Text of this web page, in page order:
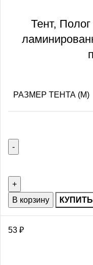
Тент,
РАЗМЕР ТЕНТА (М)
В корзину
53 ₽